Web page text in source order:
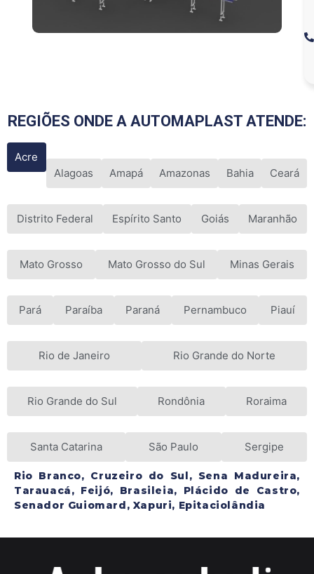
REGIÕES ONDE A AUTOMAPLAST ATENDE:
Acre
Alagoas
Amapá Amazonas Bahia Ceará
Distrito Federal Espírito Santo Goiás Maranhão
Mato Grosso Mato Grosso do Sul Minas Gerais
Pará Paraíba Paraná Pernambuco Piauí
Rio de Janeiro Rio Grande do Norte
Rio Grande do Sul Rondônia Roraima
Santa Catarina São Paulo Sergipe
Rio Branco, Cruzeiro do Sul, Sena Madureira,
Tarauacá, Feijó, Brasileia, Plácido de Castro,
Senador Guiomard, Xapuri, Epitaciolândia